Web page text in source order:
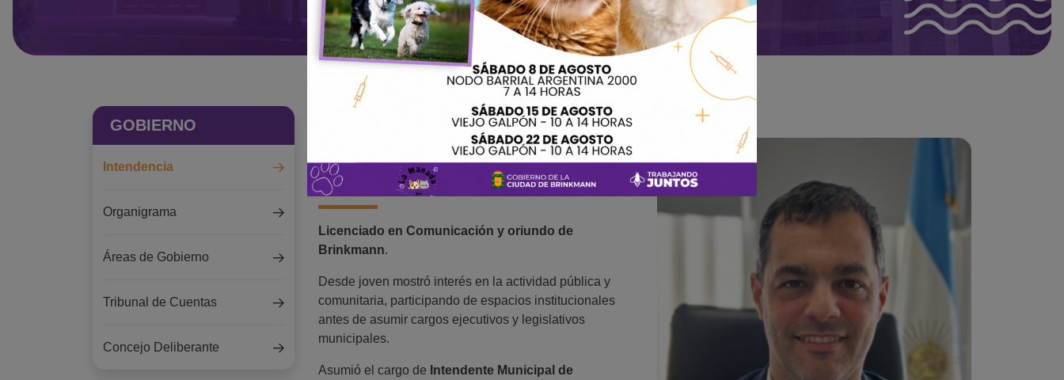
GOBIERNO
Intendencia
Organigrama
Áreas de Gobierno
Tribunal de Cuentas
Concejo Deliberante
Mauricio Actis
Licenciado en Comunicación y oriundo de
Brinkmann.
Desde joven mostró interés en la actividad pública y
comunitaria, participando de espacios institucionales
antes de asumir cargos ejecutivos y legislativos
municipales.
Asumió el cargo de Intendente Municipal de